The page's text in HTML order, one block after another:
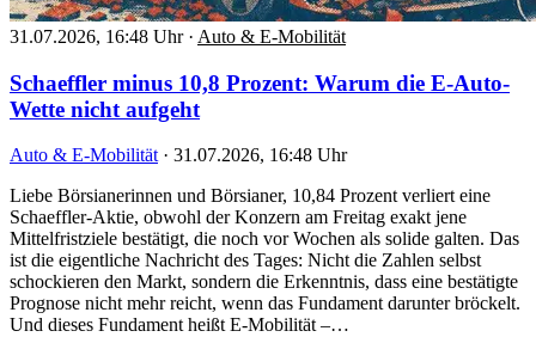
31.07.2026, 16:48 Uhr · Auto & E-Mobilität
Schaeffler minus 10,8 Prozent: Warum die E-Auto-
Wette nicht aufgeht
Auto & E-Mobilität · 31.07.2026, 16:48 Uhr
Liebe Börsianerinnen und Börsianer, 10,84 Prozent verliert eine
Schaeffler-Aktie, obwohl der Konzern am Freitag exakt jene
Mittelfristziele bestätigt, die noch vor Wochen als solide galten. Das
ist die eigentliche Nachricht des Tages: Nicht die Zahlen selbst
schockieren den Markt, sondern die Erkenntnis, dass eine bestätigte
Prognose nicht mehr reicht, wenn das Fundament darunter bröckelt.
Und dieses Fundament heißt E-Mobilität –…